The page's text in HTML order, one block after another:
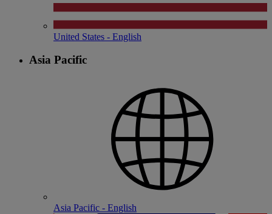
United States - English
Asia Pacific
Asia Pacific - English